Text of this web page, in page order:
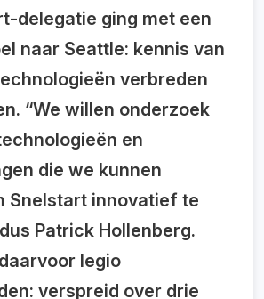
delegatie ging met een
naar Seattle: kennis van
verbreden
“We willen onderzoek
en
die we kunnen
Snelstart innovatief te
Patrick Hollenberg.
legio
verspreid over drie